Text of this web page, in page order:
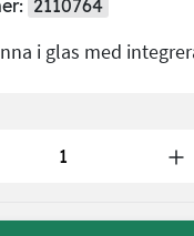
2110764
i glas med